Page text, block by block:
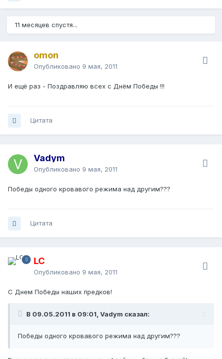
11 месяцев спустя...
omon
Опубликовано 9 мая, 2011
И ещё раз - Поздравляю всех с Днём Победы !!!
Цитата
Vadym
Опубликовано 9 мая, 2011
Победы одного кровавого режима над другим???
Цитата
LC
Опубликовано 9 мая, 2011
С Днем Победы наших предков!
В 09.05.2011 в 09:01, Vadym сказал:
Победы одного кровавого режима над другим???